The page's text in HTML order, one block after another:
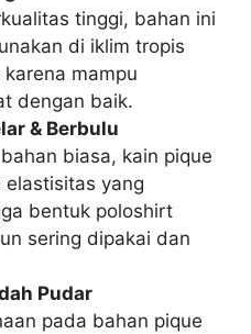
tinggi, bahan ini
di iklim tropis
mampu
dengan baik.
& Berbulu
biasa, kain pique
elastisitas yang
bentuk poloshirt
sering dipakai dan
Pudar
pada bahan pique